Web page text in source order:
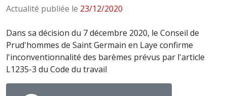
Actualité publiée le 23/12/2020
Dans sa décision du 7 décembre 2020, le Conseil de
Prud'hommes de Saint Germain en Laye confirme
l'inconventionnalité des barèmes prévus par l'article
L1235-3 du Code du travail